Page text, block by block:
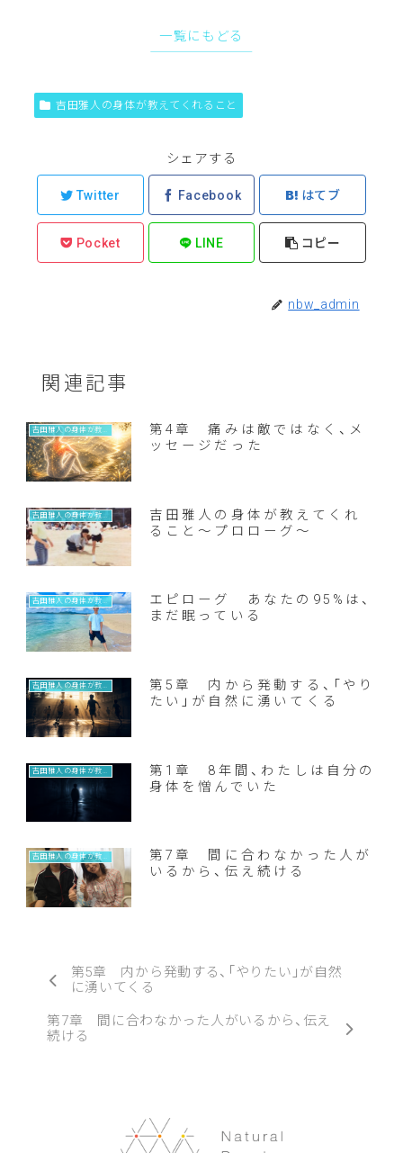
一覧にもどる
吉田雅人の身体が教えてくれること
シェアする
Twitter Facebook はてブ
Pocket LINE コピー
nbw_admin
関連記事
吉田雅人の身体が教えてくれること
第4章 痛みは敵ではなく、メ
ッセージだった
吉田雅人の身体が教えてくれること
吉田雅人の身体が教えてくれ
ること〜プロローグ〜
エピローグ あなたの95%は、
まだ眠っている
吉田雅人の身体が教えてくれること
第5章 内から発動する、「やり
たい」が自然に湧いてくる
吉田雅人の身体が教えてくれること
第1章 8年間、わたしは自分の
身体を憎んでいた
第7章 間に合わなかった人が
いるから、伝え続ける
第5章 内から発動する、「やりたい」が自然
に湧いてくる
第7章 間に合わなかった人がいるから、伝え
続ける